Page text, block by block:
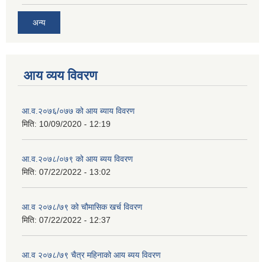
अन्य
आय व्यय विवरण
आ.व.२०७६/०७७ को आय ब्याय विवरण
मिति: 10/09/2020 - 12:19
आ.व.२०७८/०७९ को आय ब्यय विवरण
मिति: 07/22/2022 - 13:02
आ.व २०७८/७९ को चौमासिक खर्च विवरण
मिति: 07/22/2022 - 12:37
आ.व २०७८/७९ चैत्र महिनाको आय ब्यय विवरण